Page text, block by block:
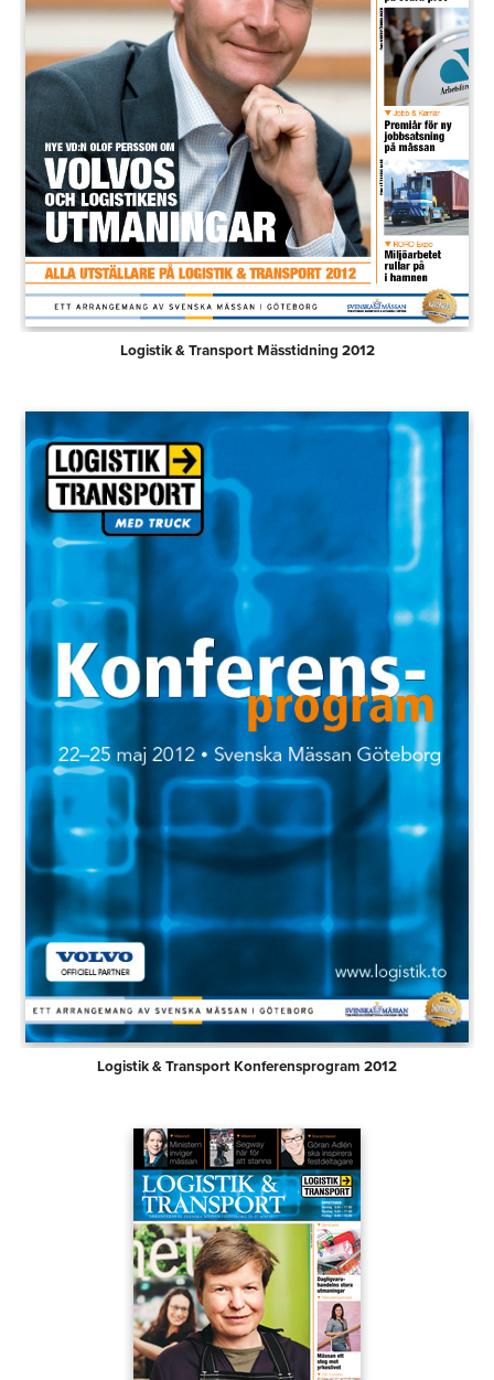
Logistik & Transport Mässtidning 2012
Logistik & Transport Konferensprogram 2012